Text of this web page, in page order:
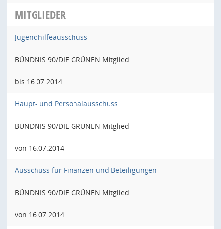
MITGLIEDER
Jugendhilfeausschuss
BÜNDNIS 90/DIE GRÜNEN Mitglied
bis 16.07.2014
Haupt- und Personalausschuss
BÜNDNIS 90/DIE GRÜNEN Mitglied
von 16.07.2014
Ausschuss für Finanzen und Beteiligungen
BÜNDNIS 90/DIE GRÜNEN Mitglied
von 16.07.2014